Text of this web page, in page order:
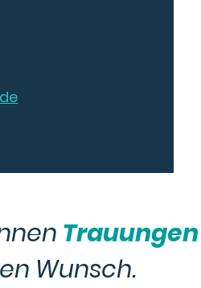
Trauungen
Wunsch.